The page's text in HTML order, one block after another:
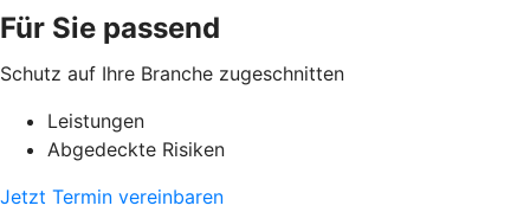
Für Sie passend
Schutz auf Ihre Branche zugeschnitten
Leistungen
Abgedeckte Risiken
Jetzt Termin vereinbaren